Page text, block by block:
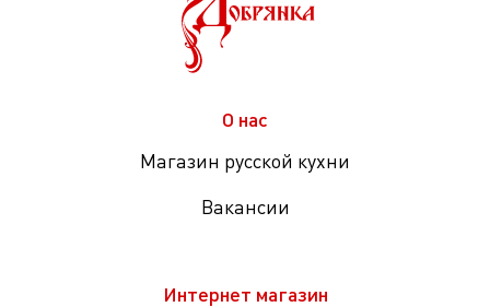
О нас
Магазин русской кухни
Вакансии
Интернет магазин